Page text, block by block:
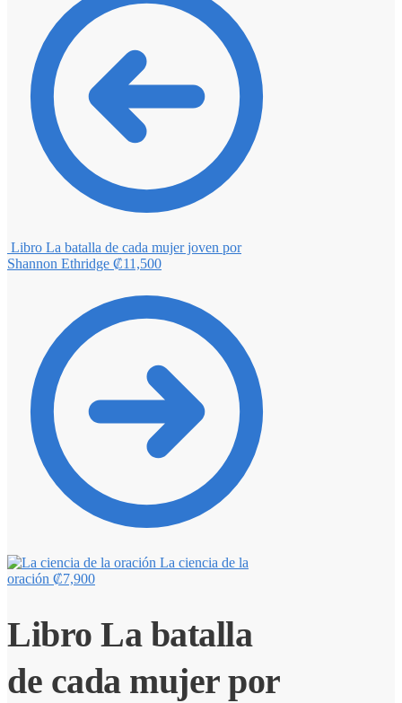
Libro La batalla de cada mujer joven por
Shannon Ethridge ₡11,500
La ciencia de la
oración ₡7,900
Libro La batalla
de cada mujer por